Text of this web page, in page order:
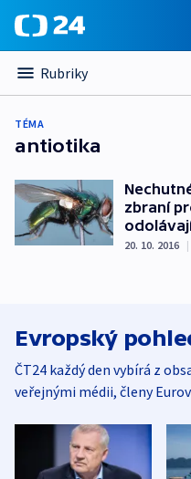
Rubriky
TÉMA
antiotika
zbraní
20. 10. 2016 |
Evropský
ČT24 každý den vybírá z
veřejnými médii, členy